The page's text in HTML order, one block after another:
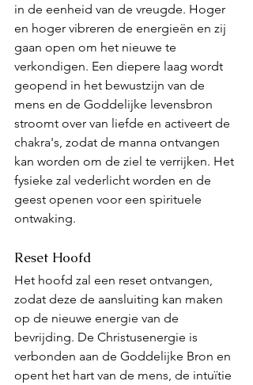
in de eenheid van de vreugde. Hoger
en hoger vibreren de energieën en zij
gaan open om het nieuwe te
verkondigen. Een diepere laag wordt
geopend in het bewustzijn van de
mens en de Goddelijke levensbron
stroomt over van liefde en activeert de
chakra's, zodat de manna ontvangen
kan worden om de ziel te verrijken. Het
fysieke zal vederlicht worden en de
geest openen voor een spirituele
ontwaking.
Reset Hoofd
Het hoofd zal een reset ontvangen,
zodat deze de aansluiting kan maken
op de nieuwe energie van de
bevrijding. De Christusenergie is
verbonden aan de Goddelijke Bron en
opent het hart van de mens, de intuïtie